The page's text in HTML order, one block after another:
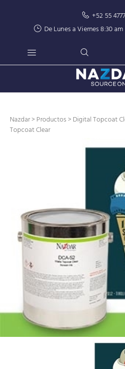
+52 55
De Lunes a Viernes 8:30
Nazdar>Productos>Digital Topcoat
Topcoat Clear